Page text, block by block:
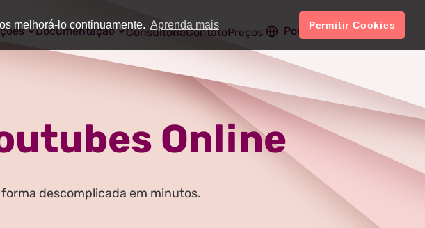
melhorá-lo continuamente. Aprenda mais Permitir Cookies
Documentação ConsultoriaContatoPreços Português Conta
Online
descomplicada em minutos.